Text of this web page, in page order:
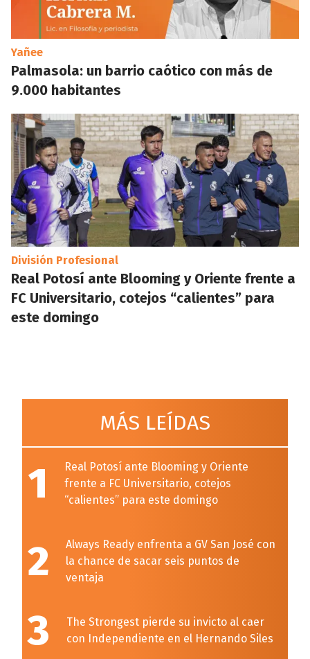
Yañee
Palmasola: un barrio caótico con más de
9.000 habitantes
División Profesional
Real Potosí ante Blooming y Oriente frente a
FC Universitario, cotejos “calientes” para
este domingo
MÁS LEÍDAS
1
Real Potosí ante Blooming y Oriente
frente a FC Universitario, cotejos
“calientes” para este domingo
2
Always Ready enfrenta a GV San José con
la chance de sacar seis puntos de
ventaja
3
The Strongest pierde su invicto al caer
con Independiente en el Hernando Siles